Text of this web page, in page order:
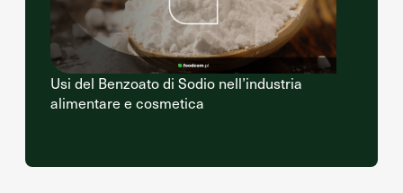
Usi del Benzoato di Sodio nell’industria
alimentare e cosmetica